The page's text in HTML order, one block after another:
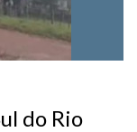
do Rio